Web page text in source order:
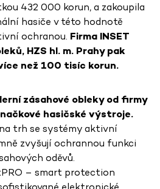
432 000 korun, a zakoupila
hasiče v této hodnotě
ochranou. Firma INSET
HZS hl. m. Prahy pak
než 100 tisíc korun.
zásahové obleky od firmy
hasičské výstroje.
trh se systémy aktivní
zvyšují ochrannou funkci
oděvů.
– smart protection